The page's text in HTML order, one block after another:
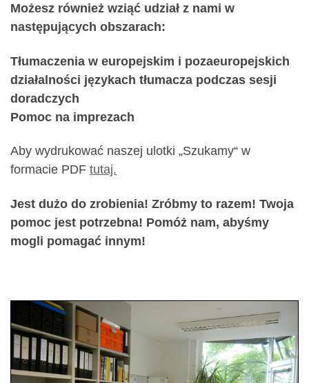
Możesz również wziąć udział z nami w
następujących obszarach:
Tłumaczenia w europejskim i pozaeuropejskich
działalności językach tłumacza podczas sesji
doradczych
Pomoc na imprezach
Aby wydrukować naszej ulotki „Szukamy“ w
formacie PDF tutaj.
Jest dużo do zrobienia! Zróbmy to razem! Twoja
pomoc jest potrzebna! Pomóż nam, abyśmy
mogli pomagać innym!